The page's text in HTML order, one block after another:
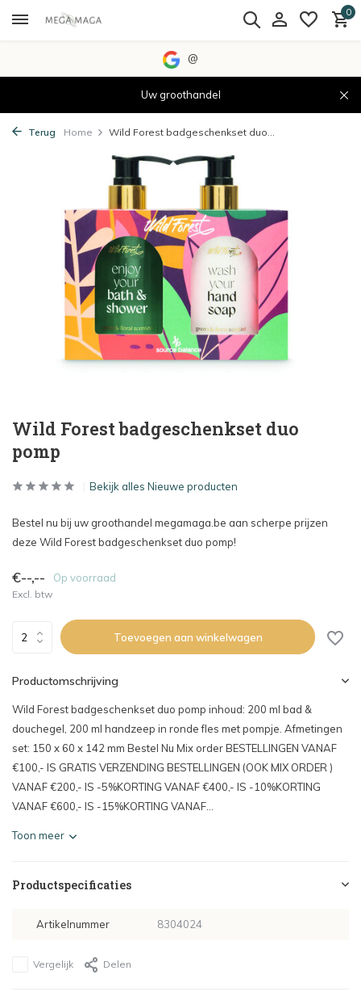
0
@
Uw groothandel
Terug Home Wild Forest badgeschenkset duo...
Wild Forest badgeschenkset duo
pomp
Bekijk alles Nieuwe producten
Bestel nu bij uw groothandel megamaga.be aan scherpe prijzen
deze Wild Forest badgeschenkset duo pomp!
€--,-- Op voorraad
Excl. btw
Toevoegen aan winkelwagen
Productomschrijving
Wild Forest badgeschenkset duo pomp inhoud: 200 ml bad &
douchegel, 200 ml handzeep in ronde fles met pompje. Afmetingen
set: 150 x 60 x 142 mm Bestel Nu Mix order BESTELLINGEN VANAF
€100,- IS GRATIS VERZENDING BESTELLINGEN (OOK MIX ORDER )
VANAF €200,- IS -5%KORTING VANAF €400,- IS -10%KORTING
VANAF €600,- IS -15%KORTING VANAF...
Toon meer
Productspecificaties
Artikelnummer 8304024
Vergelijk Delen